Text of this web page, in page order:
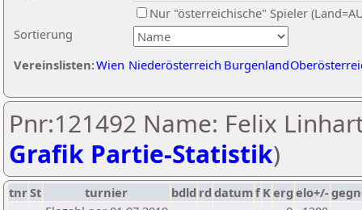
Sortierung
Nur "österreichische" Spieler
Vereinslisten:Wien Niederösterreich Burgenland
Pnr:121492 Name: Felix
Grafik Partie-Statistik)
tnrSt turnier bdld rd datumf Kerg elo+/-